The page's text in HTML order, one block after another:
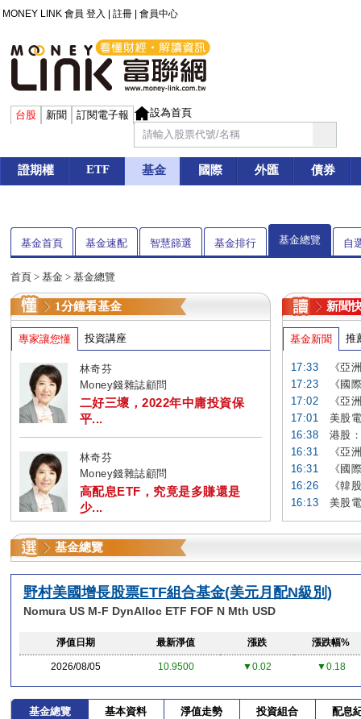
MONEY LINK 會員 登入 註冊 會員中心
台股 新聞 訂閱電子報 設為首頁
證期權 ETF 基金 國際 外匯 債券
基金首頁 基金速配 智慧篩選 基金排行 基金總覽 自
首頁 > 基金 > 基金總覽
1分鐘看基金
專家讓您懂 投資講座
林奇芬
Money錢雜誌顧問
二好三壞，2022年中庸投資保
平...
林奇芬
Money錢雜誌顧問
高配息ETF，究竟是多賺還是
少...
新聞
基金新聞 推
17:33
《亞
17:23
《國
17:02
《亞
17:01
美股
16:38
港股
16:31
《亞
16:31
《國
16:26
《韓
16:13
美股
基金總覽
野村美國增長股票ETF組合基金(美元月配N級別)
Nomura US M-F DynAlloc ETF FOF N Mth USD
淨值日期 最新淨值 漲跌 漲跌幅%
2026/08/05 10.9500 ▼0.02 ▼0.18
基金總覽 基本資料 淨值走勢 投資組合 配息